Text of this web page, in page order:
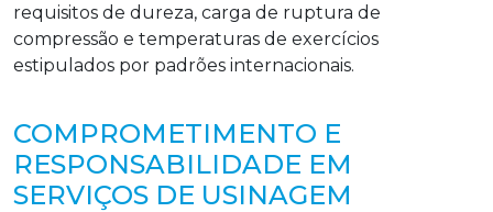
requisitos de dureza, carga de ruptura de
compressão e temperaturas de exercícios
estipulados por padrões internacionais.
COMPROMETIMENTO E
RESPONSABILIDADE EM
SERVIÇOS DE USINAGEM